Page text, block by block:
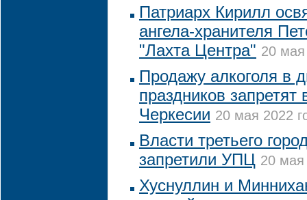
Патриарх Кирилл
ангела-хранителя
"Лахта Центра" 20 мая
Продажу алкоголя в
праздников запретят
Черкесии 20 мая 2022
Власти третьего
запретили УПЦ 20 мая
Хуснуллин и